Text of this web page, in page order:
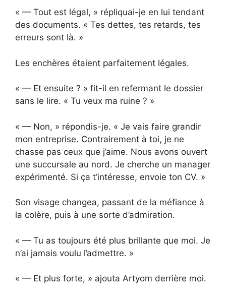
« — Tout est légal, » répliquai-je en lui tendant
des documents. « Tes dettes, tes retards, tes
erreurs sont là. »
Les enchères étaient parfaitement légales.
« — Et ensuite ? » fit-il en refermant le dossier
sans le lire. « Tu veux ma ruine ? »
« — Non, » répondis-je. « Je vais faire grandir
mon entreprise. Contrairement à toi, je ne
chasse pas ceux que j’aime. Nous avons ouvert
une succursale au nord. Je cherche un manager
expérimenté. Si ça t’intéresse, envoie ton CV. »
Son visage changea, passant de la méfiance à
la colère, puis à une sorte d’admiration.
« — Tu as toujours été plus brillante que moi. Je
n’ai jamais voulu l’admettre. »
« — Et plus forte, » ajouta Artyom derrière moi.